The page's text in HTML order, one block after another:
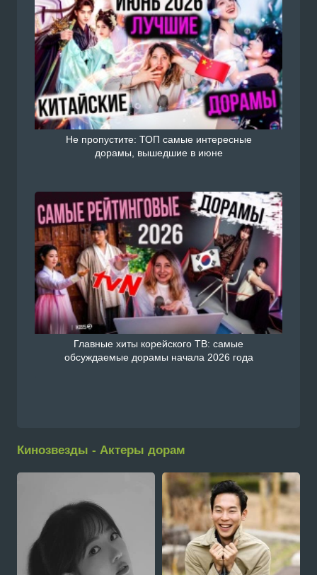
Не пропустите: ТОП самые интересные
дорамы, вышедшие в июне
Главные хиты корейского ТВ: самые
обсуждаемые дорамы начала 2026 года
Кинозвезды - Актеры дорам